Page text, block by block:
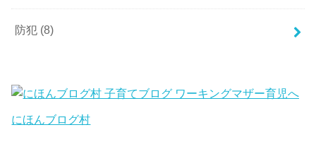
防犯 (8)
にほんブログ村